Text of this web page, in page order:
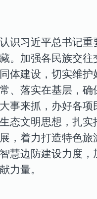
识习近平总书记
。 加强各民族交往
体建设，切实维护
、落实在基层，
事来抓，办好各
态文明思想， 扎实
，着力打造特色
慧边防建设力度
力量。